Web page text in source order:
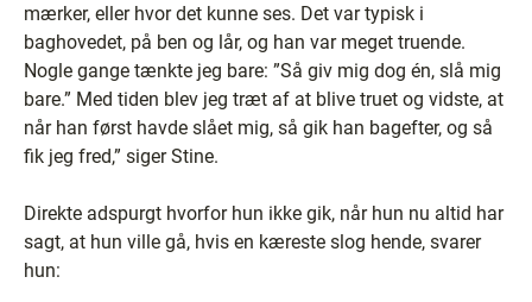
mærker, eller hvor det kunne ses. Det var typisk i
baghovedet, på ben og lår, og han var meget truende.
Nogle gange tænkte jeg bare: ”Så giv mig dog én, slå mig
bare.” Med tiden blev jeg træt af at blive truet og vidste, at
når han først havde slået mig, så gik han bagefter, og så
fik jeg fred,” siger Stine.
Direkte adspurgt hvorfor hun ikke gik, når hun nu altid har
sagt, at hun ville gå, hvis en kæreste slog hende, svarer
hun: